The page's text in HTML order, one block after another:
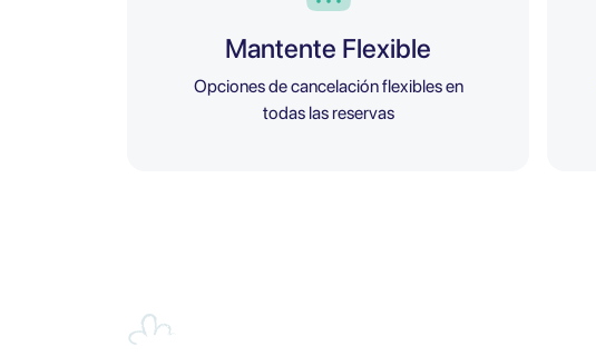
Mantente Flexible
Opciones de cancelación flexibles en
todas las reservas